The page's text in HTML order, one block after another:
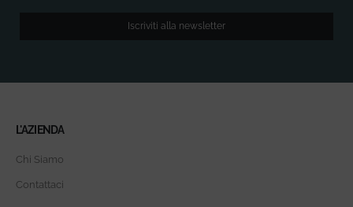
Iscriviti alla newsletter
L'AZIENDA
Chi Siamo
Contattaci